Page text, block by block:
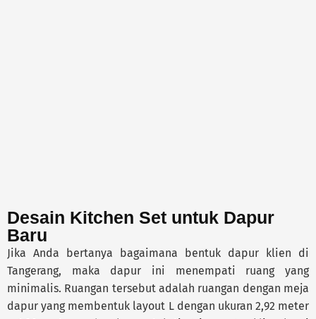
Desain Kitchen Set untuk Dapur
Baru
Jika Anda bertanya bagaimana bentuk dapur klien di
Tangerang, maka dapur ini menempati ruang yang
minimalis. Ruangan tersebut adalah ruangan dengan meja
dapur yang membentuk layout L dengan ukuran 2,92 meter